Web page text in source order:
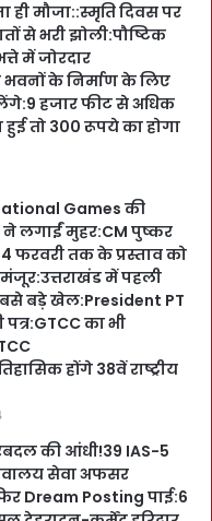
ही मौजा::स्मृति दिवस पर
से भरी झोली:पौष्टिक
में जोरदार
के निर्माण के लिए
हजार फीट से अधिक
हुई तो 300 रूपये का होगा
Games की
ने लगाईं मुहर:CM पुष्कर
फरवरी तक के प्रस्ताव को
में पहली
बड़े खेल:President PT
का भी
होंगे 38वें राष्ट्रीय
की आंधी!39 IAS-5
सेवा अफसर
Dream Posting पाई:6